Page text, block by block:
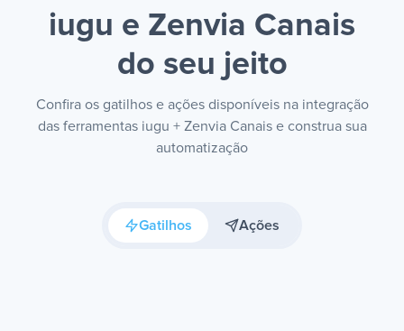
iugu e Zenvia Canais
do seu jeito
Confira os gatilhos e ações disponíveis na integração
das ferramentas iugu + Zenvia Canais e construa sua
automatização
Gatilhos Ações